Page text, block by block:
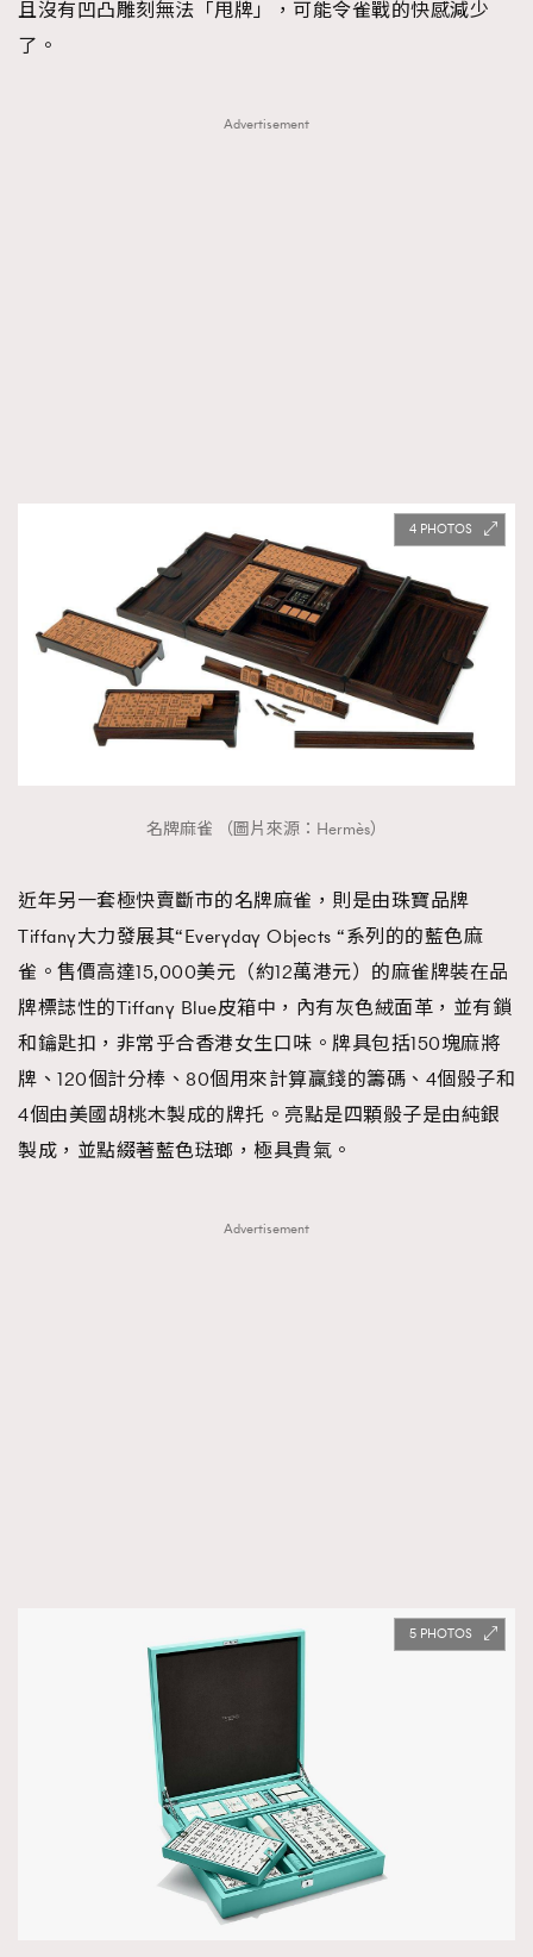
且沒有凹凸雕刻無法「甩牌」，可能令雀戰的快感減少
了。
Advertisement
4
名牌麻雀 （圖片來源：Hermès）
近年另一套極快賣斷市的名牌麻雀，則是由珠寶品牌
Tiffany大力發展其“Everyday Objects “系列的的藍色麻
雀。售價高達15,000美元（約12萬港元）的麻雀牌裝在品
牌標誌性的Tiffany Blue皮箱中，內有灰色絨面革，並有鎖
和鑰匙扣，非常乎合香港女生口味。牌具包括150塊麻將
牌、120個計分棒、80個用來計算贏錢的籌碼、4個骰子和
4個由美國胡桃木製成的牌托。亮點是四顆骰子是由純銀
製成，並點綴著藍色琺瑯，極具貴氣。
Advertisement
5